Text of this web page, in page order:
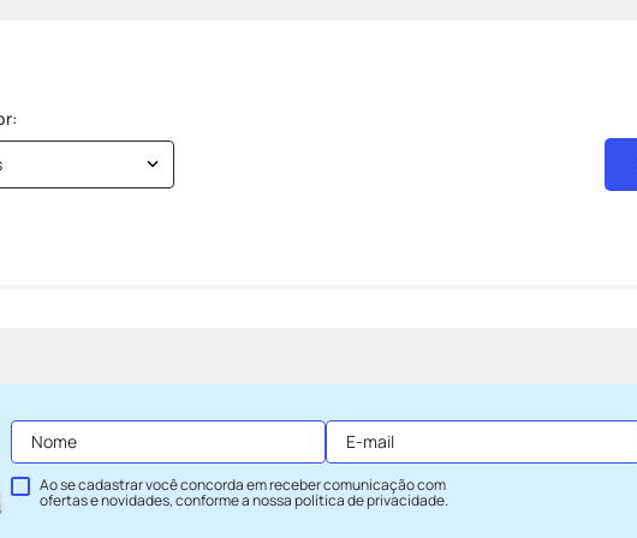
Ao se cadastrar você concorda em receber comunicação com
ofertas e novidades, conforme a nossapolítica de privacidade.